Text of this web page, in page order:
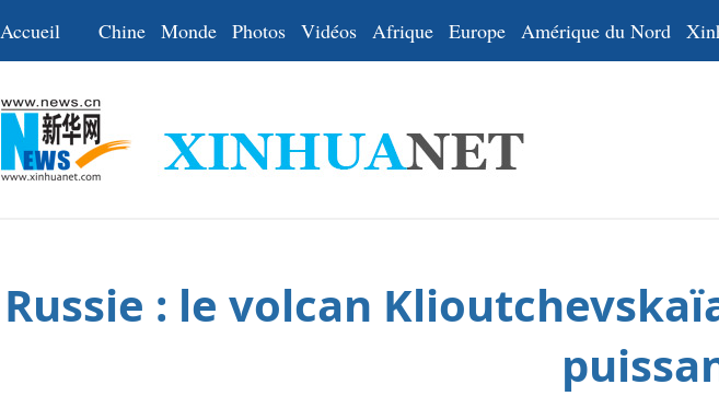
Accueil Chine Monde Photos Vidéos Afrique Europe Amérique du Nord
Russie : le volcan